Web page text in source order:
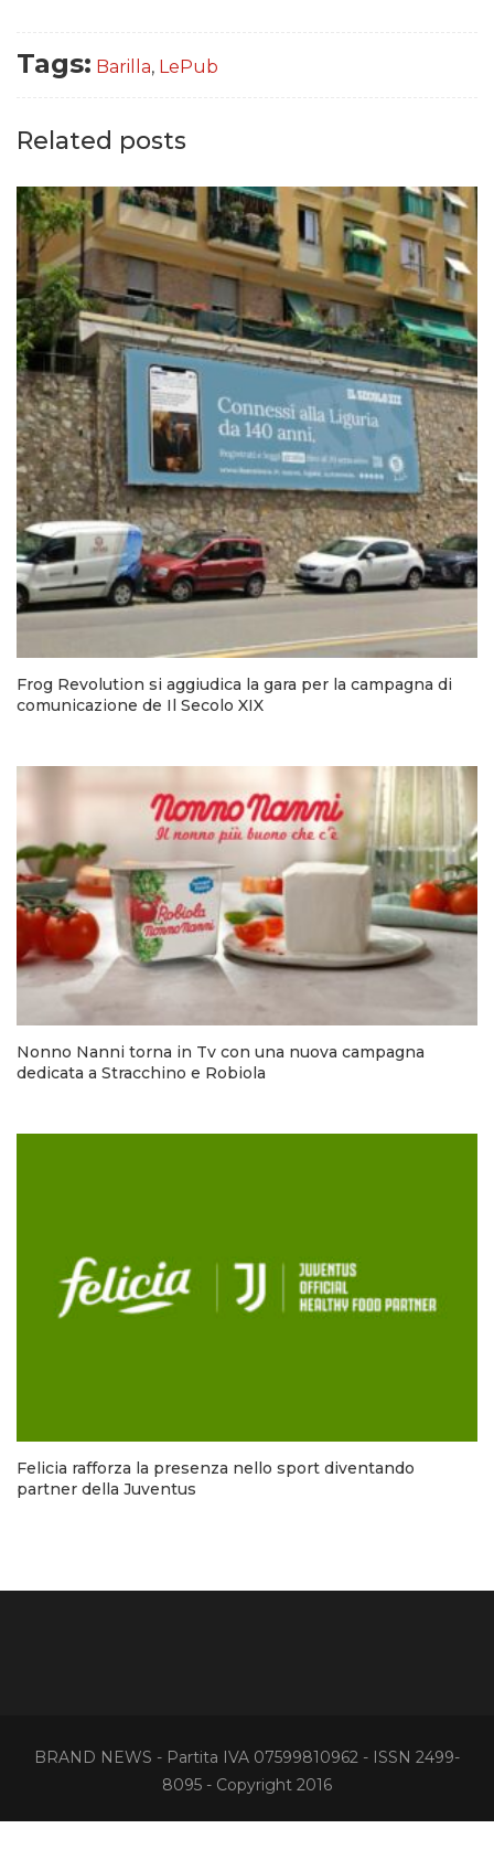
Tags: Barilla, LePub
Related posts
Frog Revolution si aggiudica la gara per la campagna di
comunicazione de Il Secolo XIX
Nonno Nanni torna in Tv con una nuova campagna
dedicata a Stracchino e Robiola
Felicia rafforza la presenza nello sport diventando
partner della Juventus
BRAND NEWS - Partita IVA 07599810962 - ISSN 2499-
8095 - Copyright 2016